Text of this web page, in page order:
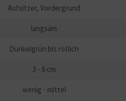
Aufsitzer, Vordergrund
langsam
Dunkelgrün bis rötlich
3 - 6 cm
wenig - mittel